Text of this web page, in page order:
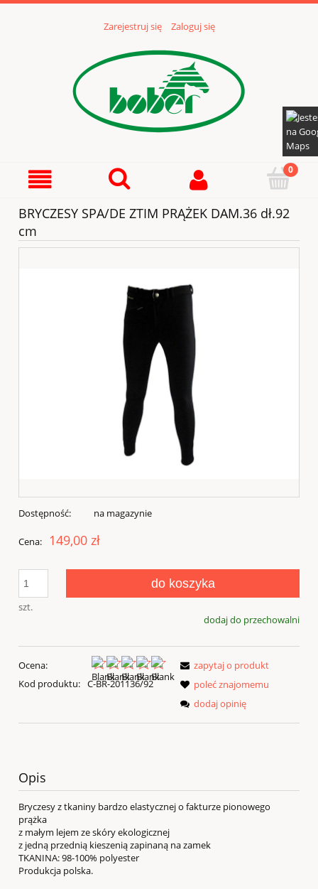
Zarejestruj się Zaloguj się
BRYCZESY SPA/DE ZTIM PRĄŻEK DAM.36 dł.92
cm
Dostępność: na magazynie
Cena: 149,00 zł
szt.
do koszyka
dodaj do przechowalni
Ocena:
Kod produktu: C-BR-201136/92
zapytaj o produkt
poleć znajomemu
dodaj opinię
Opis
Bryczesy z tkaniny bardzo elastycznej o fakturze pionowego
prążka
z małym lejem ze skóry ekologicznej
z jedną przednią kieszenią zapinaną na zamek
TKANINA:98-100% polyester
Produkcja polska.